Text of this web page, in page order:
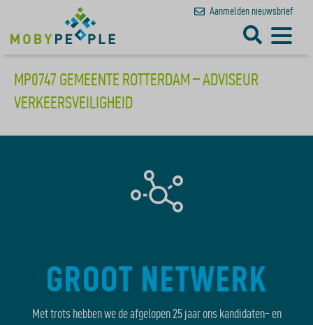
Aanmelden nieuwsbrief
MP0747 GEMEENTE ROTTERDAM – ADVISEUR
VERKEERSVEILIGHEID
GROOT NETWERK
Met trots hebben we de afgelopen 25 jaar ons kandidaten- en